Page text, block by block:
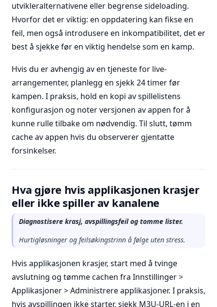
utvikleralternativene eller begrense sideloading.
Hvorfor det er viktig: en oppdatering kan fikse en
feil, men også introdusere en inkompatibilitet, det er
best å sjekke før en viktig hendelse som en kamp.
Hvis du er avhengig av en tjeneste for live-
arrangementer, planlegg en sjekk 24 timer før
kampen. I praksis, hold en kopi av spillelistens
konfigurasjon og noter versjonen av appen for å
kunne rulle tilbake om nødvendig. Til slutt, tømm
cache av appen hvis du observerer gjentatte
forsinkelser.
Hva gjøre hvis applikasjonen krasjer
eller ikke spiller av kanalene
Diagnostisere krasj, avspillingsfeil og tomme lister.
Hurtigløsninger og feilsøkingstrinn å følge uten stress.
Hvis applikasjonen krasjer, start med å tvinge
avslutning og tømme cachen fra Innstillinger >
Applikasjoner > Administrere applikasjoner. I praksis,
hvis avspillingen ikke starter, sjekk M3U-URL-en i en